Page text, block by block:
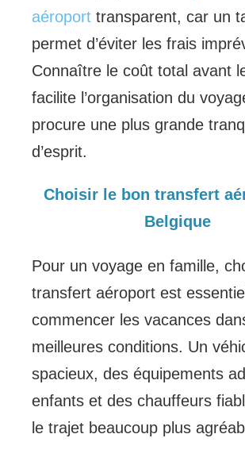
aéroporttransparent, car un
permet d’éviter les frais
Connaître le coût total avant
facilite l’organisation du
procure une plus grande
d’esprit.
Choisir le bon transfert
Belgique
Pour un voyage en famille,
transfert aéroport est
commencer les vacances
meilleures conditions. Un
spacieux, des équipements
enfants et des chauffeurs
le trajet beaucoup plus